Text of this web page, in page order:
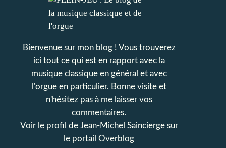
Bienvenue sur mon blog ! Vous trouverez
ici tout ce qui est en rapport avec la
musique classique en général et avec
l'orgue en particulier. Bonne visite et
n'hésitez pas à me laisser vos
commentaires.
Voir le profil de Jean-Michel Sainciergesur
le portail Overblog